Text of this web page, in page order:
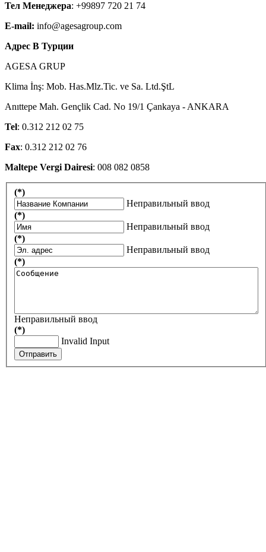
Тел Менеджера: +99897 720 21 74
E-mail: info@agesagroup.com
Адрес В Турции
AGESA GRUP
Klima İnş: Mob. Has.Mlz.Tic. ve Sa. Ltd.ŞtL
Anıttepe Mah. Gençlik Cad. No 19/1 Çankaya - ANKARA
Tel: 0.312 212 02 75
Fax: 0.312 212 02 76
Maltepe Vergi Dairesi: 008 082 0858
(*)
Неправильный ввод
(*)
Неправильный ввод
(*)
Неправильный ввод
(*)
Неправильный ввод
(*)
Invalid Input
Отправить